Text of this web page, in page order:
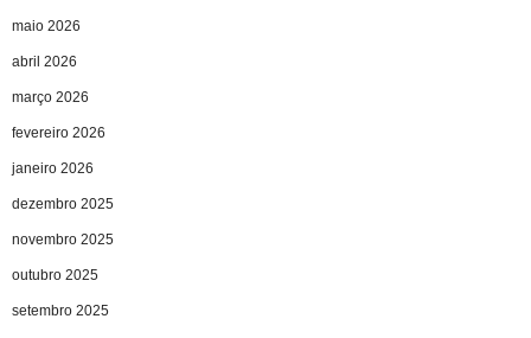
maio 2026
abril 2026
março 2026
fevereiro 2026
janeiro 2026
dezembro 2025
novembro 2025
outubro 2025
setembro 2025